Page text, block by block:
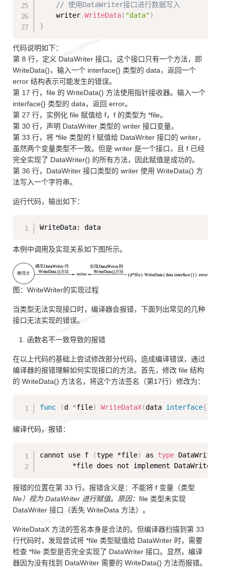
// 使用DataWriter接口进行数据写入
    writer
.WriteData( "data")
}
代码说明如下：
第 8 行，定义 DataWriter 接口。这个接口只有一个方法，即
WriteData()，输入一个 interface{} 类型的 data，返回一个
error 结构表示可能发生的错误。
第 17 行，file 的 WriteData() 方法使用指针接收器。输入一个
interface{} 类型的 data，返回 error。
第 27 行，实例化 file 赋值给 f，f 的类型为 *file。
第 30 行，声明 DataWriter 类型的 writer 接口变量。
第 33 行，将 *file 类型的 f 赋值给 DataWriter 接口的 writer，
虽然两个变量类型不一致。但是 writer 是一个接口，且 f 已经
完全实现了 DataWriter() 的所有方法，因此赋值是成功的。
第 36 行，DataWriter 接口类型的 writer 使用 WriteData() 方
法写入一个字符串。
运行代码，输出如下：
本例中调用及实现关系如下图所示。
图：WriteWriter的实现过程
当类型无法实现接口时，编译器会报错，下面列出常见的几种
接口无法实现的错误。
函数名不一致导致的报错
在以上代码的基础上尝试修改部分代码，造成编译错误，通过
编译器的报错理解如何实现接口的方法。首先，修改 file 结构
的 WriteData() 方法名，将这个方法签名（第17行）修改为：
func (d *file) WriteDataX(data interface{}
Copy
编译代码，报错：
cannot use f (type *file) as type DataWriter
        *file does not implement DataWriter
报错的位置在第 33 行。报错含义是：不能将 f 变量（类型
file）视为 DataWriter 进行赋值。原因： file 类型未实现
DataWriter 接口（丢失 WriteData 方法）。
WriteDataX 方法的签名本身是合法的。但编译器扫描到第 33
行代码时，发现尝试将 *file 类型赋值给 DataWriter 时，需要
检查 *file 类型是否完全实现了 DataWriter 接口。显然，编译
器因为没有找到 DataWriter 需要的 WriteData() 方法而报错。